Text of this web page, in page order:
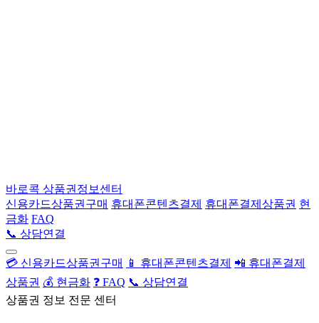
바로콕 상품권정보센터
신용카드상품권구매 휴대폰콘텐츠결제 휴대폰결제상품권 현
금화 FAQ
📞 상담연결
💳 신용카드상품권구매 📱 휴대폰콘텐츠결제 📲 휴대폰결제
상품권 💰 현금화 ❓ FAQ 📞 상담연결
상품권 정보 전문 센터